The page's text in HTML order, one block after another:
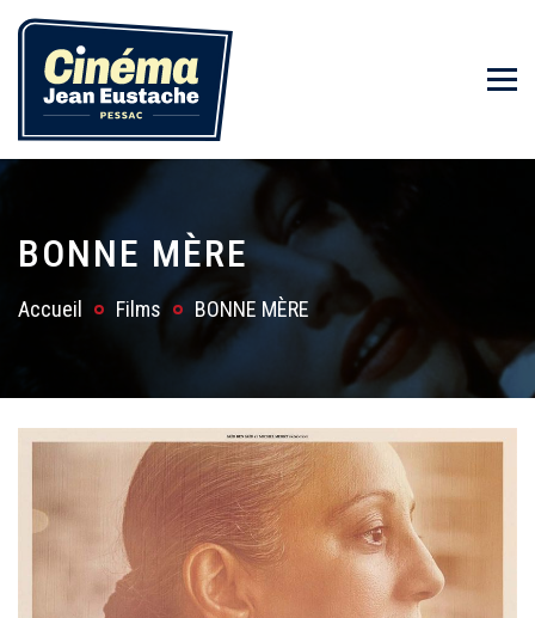
BONNE MÈRE
Accueil Films BONNE MÈRE